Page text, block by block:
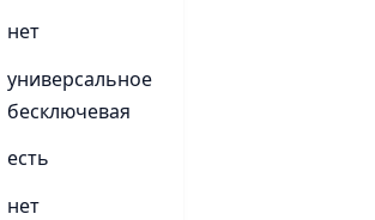
нет
универсальное
бесключевая
есть
нет